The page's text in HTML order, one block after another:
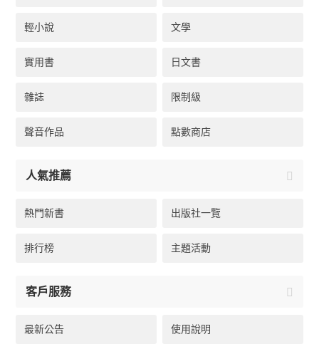
輕小說 文學
實用書 日文書
雜誌 限制級
聲音作品 點數商店
人氣推薦
熱門新書 出版社一覽
排行榜 主題活動
客戶服務
最新公告 使用說明